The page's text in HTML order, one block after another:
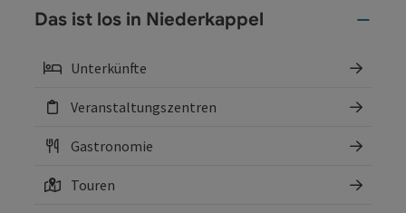
Das ist los in Niederkappel
Unterkünfte
Veranstaltungszentren
Gastronomie
Touren